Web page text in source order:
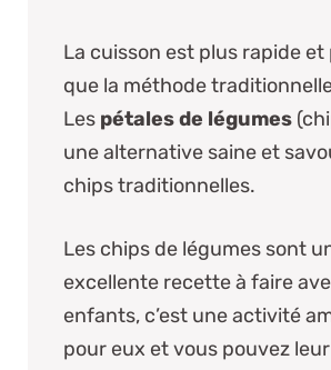
La cuisson est plus rapide et
que la méthode
Les pétales de légumes
une alternative saine et
chips traditionnelles.
Les chips de légumes sont
excellente recette à faire
enfants, c’est une activité
pour eux et vous pouvez